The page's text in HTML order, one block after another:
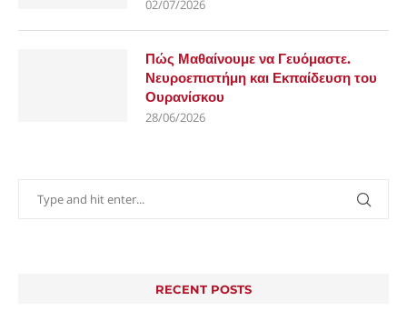
02/07/2026
Πώς Μαθαίνουμε να Γευόμαστε.
Νευροεπιστήμη και Εκπαίδευση του
Ουρανίσκου
28/06/2026
RECENT POSTS